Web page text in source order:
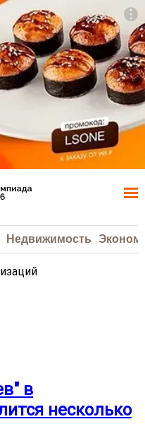
Недвижимость
в
несколько